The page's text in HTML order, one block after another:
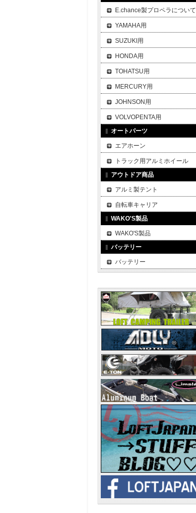
E.chance製プロペラについて
YAMAHA用
SUZUKI用
HONDA用
TOHATSU用
MERCURY用
JOHNSON用
VOLVOPENTA用
オートパーツ
エアホーン
トラック用アルミホイール
アウトドア商品
アルミ製テント
自転車キャリア
WAKO'S製品
WAKO'S製品
バッテリー
バッテリー